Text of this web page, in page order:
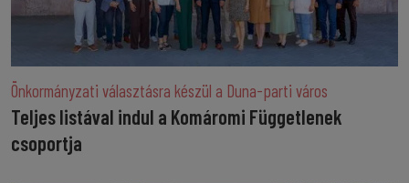
Önkormányzati választásra készül a Duna-parti város
Teljes listával indul a Komáromi Függetlenek
csoportja